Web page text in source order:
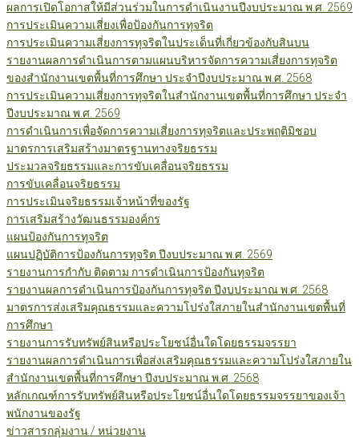
ผลการเปิดโอกาสให้มีส่วนร่วมในการดำเนินงานปีงบประมาณ พ.ศ. 2569
การประเมินความเสี่ยงเพื่อป้องกันการทุจริต
การประเมินความเสี่ยงการทุจริตในประเด็นที่เกี่ยวข้องกับสินบน
รายงานผลการดำเนินการตามแผนบริหารจัดการความเสี่ยงการทุจริต
ของสำนักงานเขตพื้นที่การศึกษา ประจำปีงบประมาณ พ.ศ. 2568
การประเมินความเสี่ยงการทุจริตในสำนักงานเขตพื้นที่การศึกษา ประจำ
ปีงบประมาณ พ.ศ. 2569
การดำเนินการเพื่อจัดการความเสี่ยงการทุจริตและประพฤติมิชอบ
มาตรการเสริมสร้างมาตรฐานทางจริยธรรม
ประมวลจริยธรรมและการขับเคลื่อนจริยธรรม
การขับเคลื่อนจริยธรรม
การประเมินจริยธรรมเจ้าหน้าที่ของรัฐ
การเสริมสร้างวัฒนธรรมองค์กร
แผนป้องกันการทุจริต
แผนปฏิบัติการป้องกันการทุจริต ปีงบประมาณ พ.ศ. 2569
รายงานการกำกับ ติดตาม การดำเนินการป้องกันทุจริต
รายงานผลการดำเนินการป้องกันการทุจริต ปีงบประมาณ พ.ศ. 2568
มาตรการส่งเสริมคุณธรรมและความโปร่งใสภายในสำนักงานเขตพื้นที่
การศึกษา
รายงานการรับทรัพย์สินหรือประโยชน์อื่นใดโดยธรรมจรรยา
รายงานผลการดำเนินการเพื่อส่งเสริมคุณธรรมและความโปร่งใสภายใน
สำนักงานเขตพื้นที่การศึกษา ปีงบประมาณ พ.ศ. 2568
หลักเกณฑ์การรับทรัพย์สินหรือประโยชน์อื่นใดโดยธรรมจรรยาของเจ้า
พนักงานของรัฐ
ข่าวสารกลุ่มงาน / หน่วยงาน